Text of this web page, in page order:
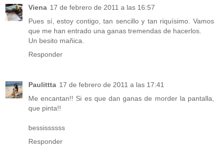
Viena 17 de febrero de 2011 a las 16:57
Pues sí, estoy contigo, tan sencillo y tan riquísimo. Vamos
que me han entrado una ganas tremendas de hacerlos.
Un besito mañica.
Responder
Paulittta 17 de febrero de 2011 a las 17:41
Me encantan!! Si es que dan ganas de morder la pantalla,
que pinta!!
bessissssss
Responder